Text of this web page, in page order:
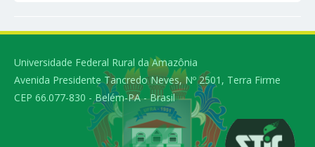
Universidade Federal Rural da Amazônia
Avenida Presidente Tancredo Neves, Nº 2501, Terra Firme
CEP 66.077-830 - Belém-PA - Brasil